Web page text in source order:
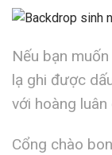
Nếu bạn
lạ ghi được
với hoàng
Cổng chào